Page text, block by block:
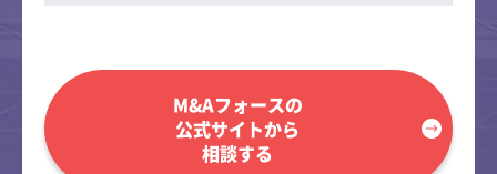
M&Aフォースの
公式サイトから
相談する